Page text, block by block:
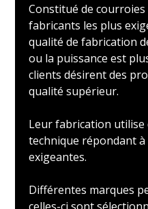
Constitué de
fabricants les plus
qualité de fabrication
ou la puissance est
clients désirent des
qualité supérieur.
Leur fabrication utilise
technique répondant
exigeantes.
Différentes marques